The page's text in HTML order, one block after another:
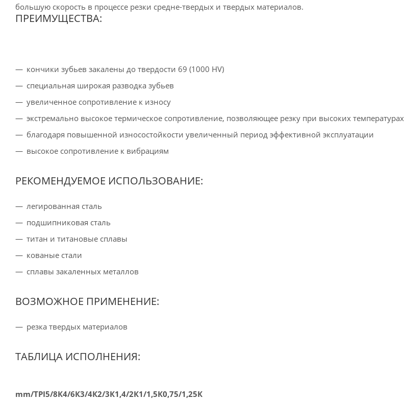
большую скорость в процессе резки средне-твердых и твердых материалов.
ПРЕИМУЩЕСТВА:
кончики зубьев закалены до твердости 69 (1000 HV)
специальная широкая разводка зубьев
увеличенное сопротивление к износу
экстремально высокое термическое сопротивление, позволяющее резку при высоких температурах
благодаря повышенной износостойкости увеличенный период эффективной эксплуатации
высокое сопротивление к вибрациям
РЕКОМЕНДУЕМОЕ ИСПОЛЬЗОВАНИЕ:
легированная сталь
подшипниковая сталь
титан и титановые сплавы
кованые стали
сплавы закаленных металлов
ВОЗМОЖНОЕ ПРИМЕНЕНИЕ:
резка твердых материалов
ТАБЛИЦА ИСПОЛНЕНИЯ:
mm/TPI5/8К4/6К3/4К2/3К1,4/2К1/1,5К0,75/1,25К